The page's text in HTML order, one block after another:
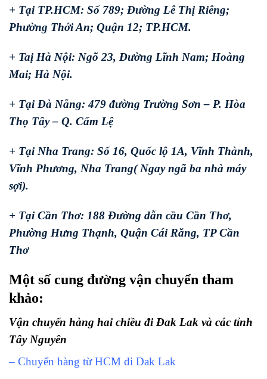
+ Tại TP.HCM: Số 789; Đường Lê Thị Riêng;
Phường Thới An; Quận 12; TP.HCM.
+ Taị Hà Nội: Ngõ 23, Đường Lĩnh Nam; Hoàng
Mai; Hà Nội.
+ Tại Đà Nẵng: 479 đường Trường Sơn – P. Hòa
Thọ Tây – Q. Cẩm Lệ
+ Tại Nha Trang: Số 16, Quốc lộ 1A, Vĩnh Thành,
Vĩnh Phương, Nha Trang( Ngay ngã ba nhà máy
sợi).
+ Tại Cần Thơ: 188 Đường dẫn cầu Cần Thơ,
Phường Hưng Thạnh, Quận Cái Răng, TP Cần
Thơ
Một số cung đường vận chuyển tham
khảo:
Vận chuyển hàng hai chiều đi Đak Lak và các tỉnh
Tây Nguyên
– Chuyển hàng từ HCM đi Dak Lak